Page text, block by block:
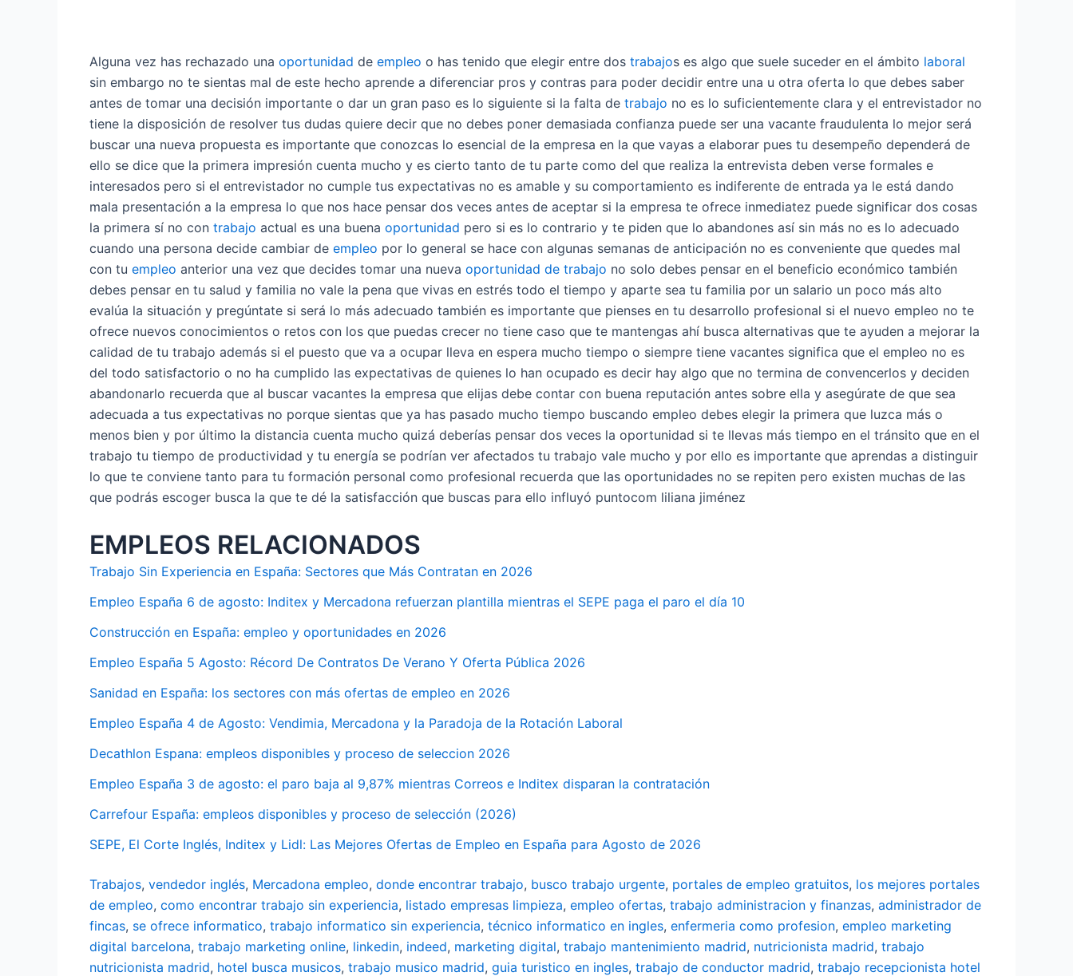
Alguna vez has rechazado una oportunidad de empleo o has tenido que elegir entre dos trabajos es algo que suele suceder en el ámbito laboral
sin embargo no te sientas mal de este hecho aprende a diferenciar pros y contras para poder decidir entre una u otra oferta lo que debes saber
antes de tomar una decisión importante o dar un gran paso es lo siguiente si la falta de trabajo no es lo suficientemente clara y el entrevistador no
tiene la disposición de resolver tus dudas quiere decir que no debes poner demasiada confianza puede ser una vacante fraudulenta lo mejor será
buscar una nueva propuesta es importante que conozcas lo esencial de la empresa en la que vayas a elaborar pues tu desempeño dependerá de
ello se dice que la primera impresión cuenta mucho y es cierto tanto de tu parte como del que realiza la entrevista deben verse formales e
interesados pero si el entrevistador no cumple tus expectativas no es amable y su comportamiento es indiferente de entrada ya le está dando
mala presentación a la empresa lo que nos hace pensar dos veces antes de aceptar si la empresa te ofrece inmediatez puede significar dos cosas
la primera sí no con trabajo actual es una buena oportunidad pero si es lo contrario y te piden que lo abandones así sin más no es lo adecuado
cuando una persona decide cambiar de empleo por lo general se hace con algunas semanas de anticipación no es conveniente que quedes mal
con tu empleo anterior una vez que decides tomar una nueva oportunidad de trabajo no solo debes pensar en el beneficio económico también
debes pensar en tu salud y familia no vale la pena que vivas en estrés todo el tiempo y aparte sea tu familia por un salario un poco más alto
evalúa la situación y pregúntate si será lo más adecuado también es importante que pienses en tu desarrollo profesional si el nuevo empleo no te
ofrece nuevos conocimientos o retos con los que puedas crecer no tiene caso que te mantengas ahí busca alternativas que te ayuden a mejorar la
calidad de tu trabajo además si el puesto que va a ocupar lleva en espera mucho tiempo o siempre tiene vacantes significa que el empleo no es
del todo satisfactorio o no ha cumplido las expectativas de quienes lo han ocupado es decir hay algo que no termina de convencerlos y deciden
abandonarlo recuerda que al buscar vacantes la empresa que elijas debe contar con buena reputación antes sobre ella y asegúrate de que sea
adecuada a tus expectativas no porque sientas que ya has pasado mucho tiempo buscando empleo debes elegir la primera que luzca más o
menos bien y por último la distancia cuenta mucho quizá deberías pensar dos veces la oportunidad si te llevas más tiempo en el tránsito que en el
trabajo tu tiempo de productividad y tu energía se podrían ver afectados tu trabajo vale mucho y por ello es importante que aprendas a distinguir
lo que te conviene tanto para tu formación personal como profesional recuerda que las oportunidades no se repiten pero existen muchas de las
que podrás escoger busca la que te dé la satisfacción que buscas para ello influyó puntocom liliana jiménez
EMPLEOS RELACIONADOS
Trabajo Sin Experiencia en España: Sectores que Más Contratan en 2026
Empleo España 6 de agosto: Inditex y Mercadona refuerzan plantilla mientras el SEPE paga el paro el día 10
Construcción en España: empleo y oportunidades en 2026
Empleo España 5 Agosto: Récord De Contratos De Verano Y Oferta Pública 2026
Sanidad en España: los sectores con más ofertas de empleo en 2026
Empleo España 4 de Agosto: Vendimia, Mercadona y la Paradoja de la Rotación Laboral
Decathlon Espana: empleos disponibles y proceso de seleccion 2026
Empleo España 3 de agosto: el paro baja al 9,87% mientras Correos e Inditex disparan la contratación
Carrefour España: empleos disponibles y proceso de selección (2026)
SEPE, El Corte Inglés, Inditex y Lidl: Las Mejores Ofertas de Empleo en España para Agosto de 2026
Trabajos, vendedor inglés, Mercadona empleo, donde encontrar trabajo, busco trabajo urgente, portales de empleo gratuitos, los mejores portales
de empleo, como encontrar trabajo sin experiencia, listado empresas limpieza, empleo ofertas, trabajo administracion y finanzas, administrador de
fincas, se ofrece informatico, trabajo informatico sin experiencia, técnico informatico en ingles, enfermeria como profesion, empleo marketing
digital barcelona, trabajo marketing online, linkedin, indeed, marketing digital, trabajo mantenimiento madrid, nutricionista madrid, trabajo
nutricionista madrid, hotel busca musicos, trabajo musico madrid, guia turistico en ingles, trabajo de conductor madrid, trabajo recepcionista hotel